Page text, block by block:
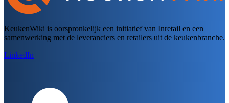
KeukenWiki is oorspronkelijk een initiatief van Inretail en een
samenwerking met de leveranciers en retailers uit de keukenbranche.
LinkedIn